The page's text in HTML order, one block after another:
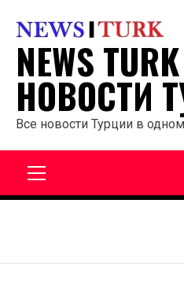
содержанию
NEWS
НОВОСТИ
Все новости Турции в